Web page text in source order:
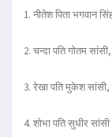
1. नीतेश पिता भगवान
2. चन्दा पति गोतम
3. रेखा पति मुकेश सांसी,
4. शोभा पति सुधीर